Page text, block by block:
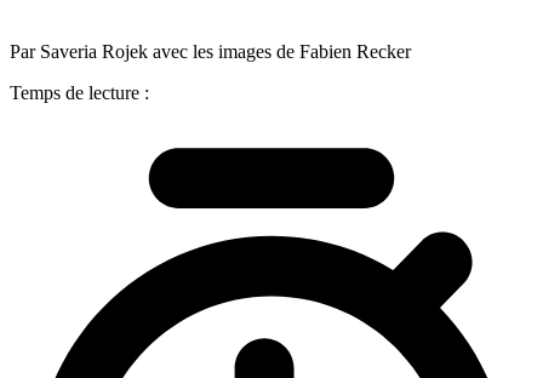
Par Saveria Rojek avec les images de Fabien Recker
Temps de lecture :